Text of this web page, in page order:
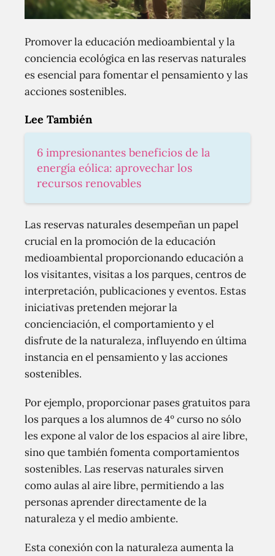
Promover la educación medioambiental y la
conciencia ecológica en las reservas naturales
es esencial para fomentar el pensamiento y las
acciones sostenibles.
Lee También
6 impresionantes beneficios de la
energía eólica: aprovechar los
recursos renovables
Las reservas naturales desempeñan un papel
crucial en la promoción de la educación
medioambiental proporcionando educación a
los visitantes, visitas a los parques, centros de
interpretación, publicaciones y eventos. Estas
iniciativas pretenden mejorar la
concienciación, el comportamiento y el
disfrute de la naturaleza, influyendo en última
instancia en el pensamiento y las acciones
sostenibles.
Por ejemplo, proporcionar pases gratuitos para
los parques a los alumnos de 4º curso no sólo
les expone al valor de los espacios al aire libre,
sino que también fomenta comportamientos
sostenibles. Las reservas naturales sirven
como aulas al aire libre, permitiendo a las
personas aprender directamente de la
naturaleza y el medio ambiente.
Esta conexión con la naturaleza aumenta la